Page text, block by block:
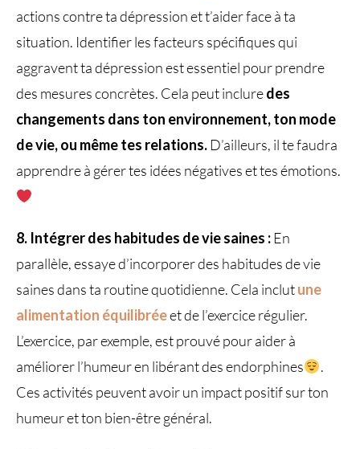
actions contre ta dépression et t’aider face à ta
situation. Identifier les facteurs spécifiques qui
aggravent ta dépression est essentiel pour prendre
des mesures concrètes. Cela peut incluredes
changements dans ton environnement, ton mode
de vie, ou même tes relations.D’ailleurs, il te faudra
apprendre à gérer tes idées négatives et tes émotions.
8. Intégrer des habitudes de vie saines :En
parallèle, essaye d’incorporer des habitudes de vie
saines dans ta routine quotidienne. Cela inclutune
alimentation équilibréeet de l’exercice régulier.
L’exercice, par exemple, est prouvé pour aider à
améliorer l’humeur en libérant des endorphines
.
Ces activités peuvent avoir un impact positif sur ton
humeur et ton bien-être général.